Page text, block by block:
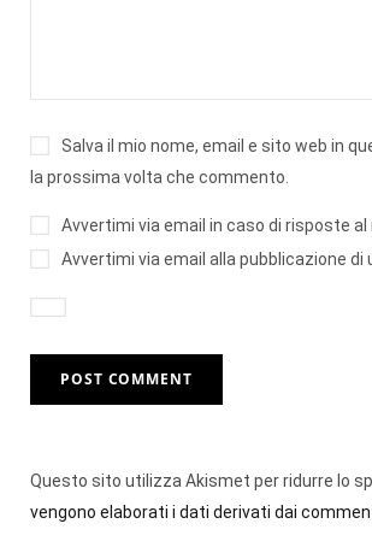
Salva il mio nome, email e sito web in
la prossima volta che commento.
Avvertimi via email in caso di risposte
Avvertimi via email alla pubblicazione di
Questo sito utilizza Akismet per ridurre lo
vengono elaborati i dati derivati dai